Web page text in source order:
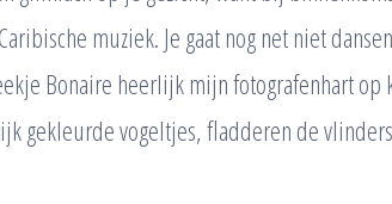
muziek. Je gaat nog net niet
Bonaire heerlijk mijn fotografenhart op
gekleurde vogeltjes, fladderen de